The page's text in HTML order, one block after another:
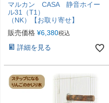
マルカン CASA 静音ホイー
ル31（T1）
（NK）【お取り寄せ】
販売価格 ¥6,380税込
詳細を見る